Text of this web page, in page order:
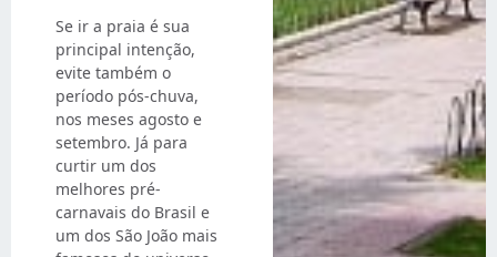
Se ir a praia é sua
principal intenção,
evite também o
período pós-chuva,
nos meses agosto e
setembro. Já para
curtir um dos
melhores pré-
carnavais do Brasil e
um dos São João mais